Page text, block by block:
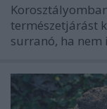
természetjárást
surranó, ha nem